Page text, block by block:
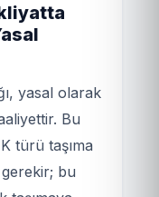
yasal olarak
Bu
türü taşıma
bu